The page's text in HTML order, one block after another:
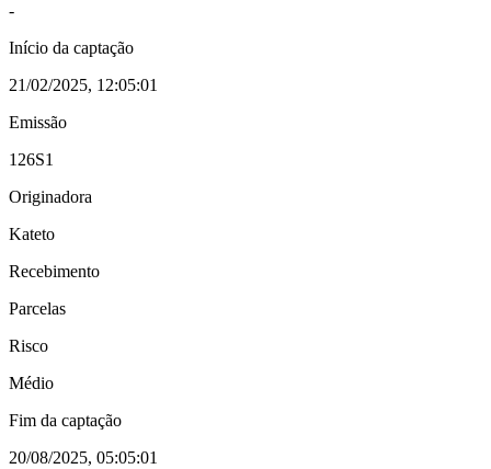
-
Início da captação
21/02/2025, 12:05:01
Emissão
126S1
Originadora
Kateto
Recebimento
Parcelas
Risco
Médio
Fim da captação
20/08/2025, 05:05:01